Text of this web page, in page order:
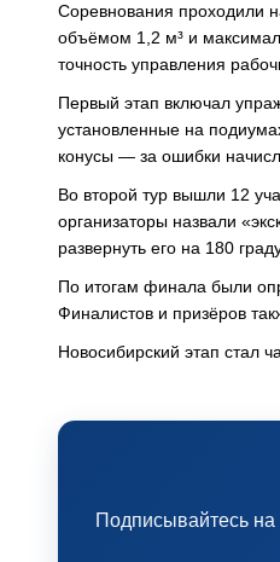
Соревнования проходили
объёмом 1,2 м³ и
точность управления
Первый этап включал
установленные на
конусы — за ошибки
Во второй тур вышли 12
организаторы назвали
развернуть его на 180
По итогам финала были
Финалистов и призёров
Новосибирский этап стал
Подписывайтесь на